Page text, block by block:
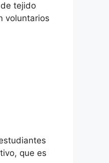
tejido
voluntarios
que es